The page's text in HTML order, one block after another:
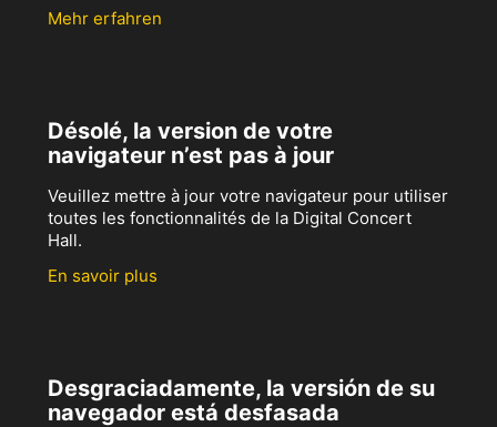
Mehr erfahren
Désolé, la version de votre
navigateur n’est pas à jour
Veuillez mettre à jour votre navigateur pour utiliser
toutes les fonctionnalités de la Digital Concert
Hall.
En savoir plus
Desgraciadamente, la versión de su
navegador está desfasada